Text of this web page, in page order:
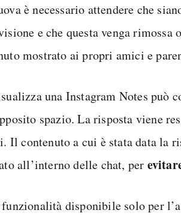
è necessario attendere che
e che questa venga
mostrato ai propri amici e
una Instagram Notes può
spazio. La risposta viene
Il contenuto a cui è stata data la
all’interno delle chat, per
funzionalità disponibile solo per